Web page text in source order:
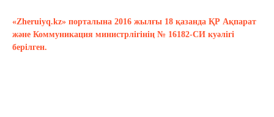
«Zheruiyq.kz» порталына 2016 жылғы 18 қазанда ҚР Ақпарат
және Коммуникация министрлігінің № 16182-СИ куәлігі
берілген.